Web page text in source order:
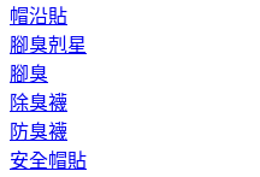
帽沿貼
腳臭剋星
腳臭
除臭襪
防臭襪
安全帽貼